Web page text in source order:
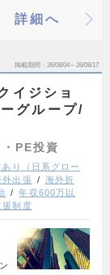
詳細へ
掲載期間 26/08/04～26/08/17
イジショ
グループ/
PE投資
り（日系グロー
外出張
海外折
年収600万以
援制度